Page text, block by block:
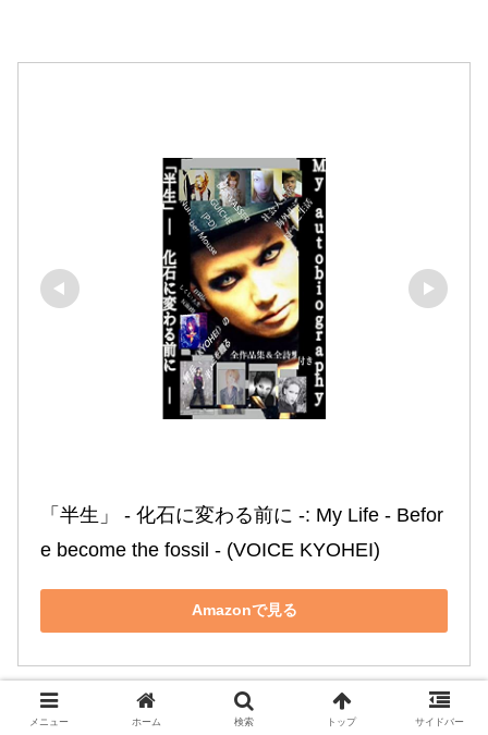
「半生」 ‐ 化石に変わる前に ‐: My Life ‐ Befor
e become the fossil ‐ (VOICE KYOHEI)
Amazonで見る
メニュー ホーム 検索 トップ サイドバー